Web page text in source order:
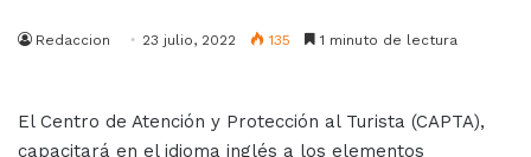
Redaccion 23 julio, 2022 135 1 minuto de lectura
El Centro de Atención y Protección al Turista (CAPTA),
capacitará en el idioma inglés a los elementos